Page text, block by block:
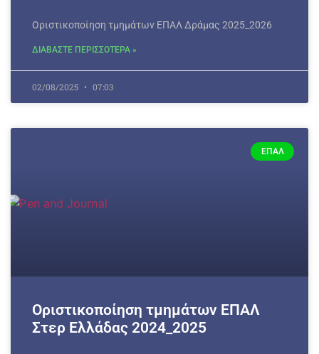
Οριστικοποίηση τμημάτων ΕΠΑΛ Δράμας 2025_2026
ΔΙΑΒΑΣΤΕ ΠΕΡΙΣΣΟΤΕΡΑ »
02/08/2025 07:03
ΕΠΑΛ
Οριστικοποίηση τμημάτων ΕΠΑΛ
Στερ Ελλάδας 2024_2025